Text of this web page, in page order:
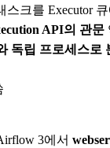
크를 Executor
API의 관문
독립 프로세스로
3에서